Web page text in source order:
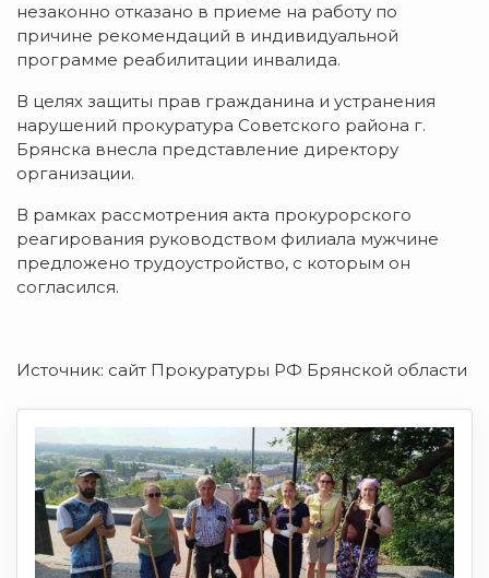
незаконно отказано в приеме на работу по
причине рекомендаций в индивидуальной
программе реабилитации инвалида.
В целях защиты прав гражданина и устранения
нарушений прокуратура Советского района г.
Брянска внесла представление директору
организации.
В рамках рассмотрения акта прокурорского
реагирования руководством филиала мужчине
предложено трудоустройство, с которым он
согласился.
Источник: сайт Прокуратуры РФ Брянской области